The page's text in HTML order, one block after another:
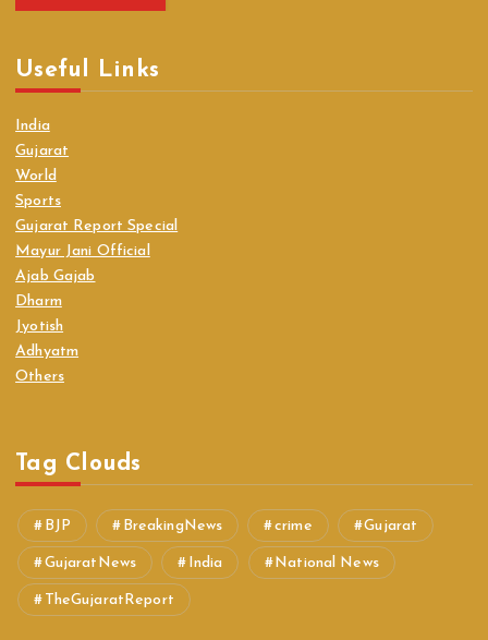
Useful Links
India
Gujarat
World
Sports
Gujarat Report Special
Mayur Jani Official
Ajab Gajab
Dharm
Jyotish
Adhyatm
Others
Tag Clouds
BJP BreakingNews crime Gujarat
GujaratNews India National News
TheGujaratReport